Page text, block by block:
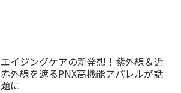
エイジングケアの新発想！紫外線＆近
赤外線を遮るPNX高機能アパレルが話
題に